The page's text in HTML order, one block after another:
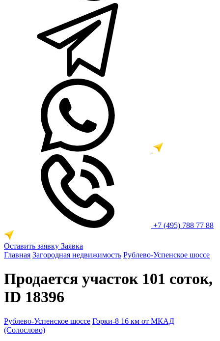
+7 (495) 788 77 88
Оставить заявку Заявка
Главная Загородная недвижимость Рублево-Успенское шоссе
Продается участок 101 соток,
ID 18396
Рублево-Успенское шоссе Горки-8 16 км от МКАД
(Солослово)